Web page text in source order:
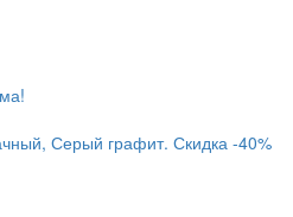
Серый графит. Скидка -40%